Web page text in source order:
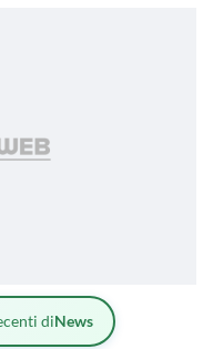
diNews